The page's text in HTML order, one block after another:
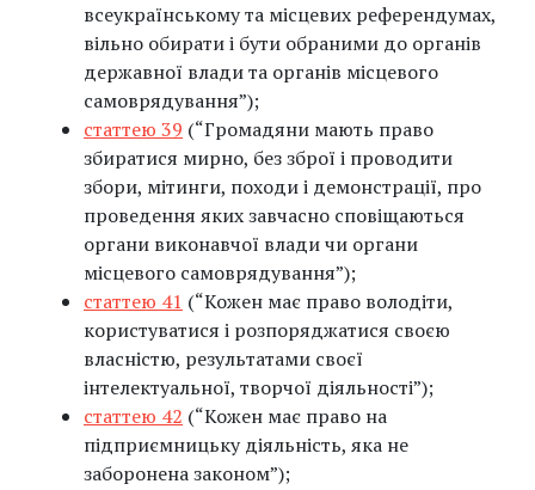
всеукраїнському та місцевих референдумах,
вільно обирати і бути обраними до органів
державної влади та органів місцевого
самоврядування”);
статтею 39 (“Громадяни мають право
збиратися мирно, без зброї і проводити
збори, мітинги, походи і демонстрації, про
проведення яких завчасно сповіщаються
органи виконавчої влади чи органи
місцевого самоврядування”);
статтею 41 (“Кожен має право володіти,
користуватися і розпоряджатися своєю
власністю, результатами своєї
інтелектуальної, творчої діяльності”);
статтею 42 (“Кожен має право на
підприємницьку діяльність, яка не
заборонена законом”);